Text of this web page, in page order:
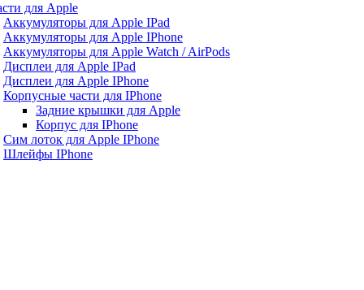
для Apple
Аккумуляторы для Apple IPad
Аккумуляторы для Apple IPhone
Аккумуляторы для Apple Watch / AirPods
Дисплеи для Apple IPad
Дисплеи для Apple IPhone
Корпусные части для IPhone
Задние крышки для Apple
Корпус для IPhone
Сим лоток для Apple IPhone
Шлейфы IPhone